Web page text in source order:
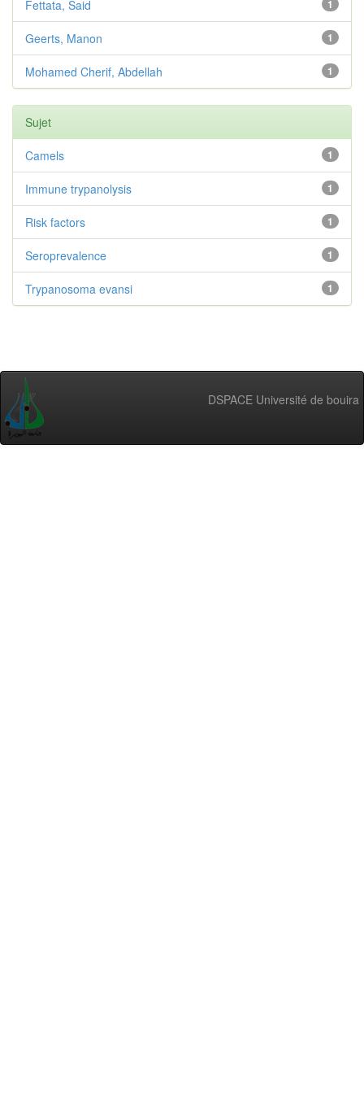
1
Fettata, Said
1
Geerts, Manon
1
Mohamed Cherif, Abdellah
Sujet
1
Camels
1
Immune trypanolysis
1
Risk factors
1
Seroprevalence
1
Trypanosoma evansi
DSPACE Université de bouira